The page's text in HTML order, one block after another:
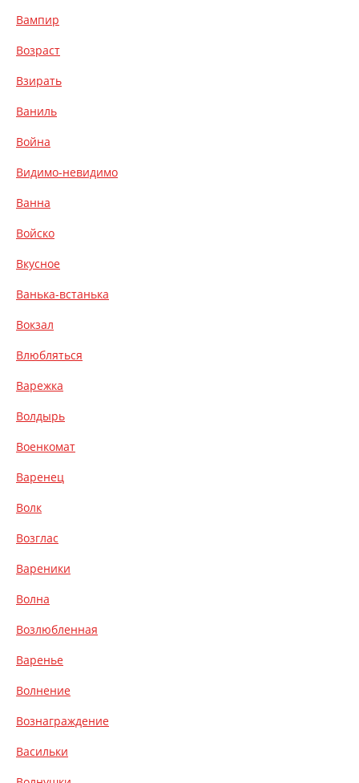
Вампир
Возраст
Взирать
Ваниль
Война
Видимо-невидимо
Ванна
Войско
Вкусное
Ванька-встанька
Вокзал
Влюбляться
Варежка
Волдырь
Военкомат
Варенец
Волк
Возглас
Вареники
Волна
Возлюбленная
Варенье
Волнение
Вознаграждение
Васильки